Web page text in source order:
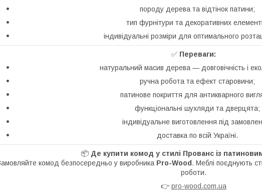
породу дерева та відтінок патини;
тип фурнітури та декоративних
індивідуальні розміри для оптимального
✅ Переваги:
натуральний масив дерева — довговічність і
ручна робота та ефект старовини;
патинове покриття для антикварного
функціональні шухляди та дверцята;
індивідуальне виготовлення під
доставка по всій Україні.
📦 Де купити комод у стилі Прованс із
комод безпосередньо у виробника Pro-Wood . Меблі поєднують
роботи.
👉 pro-wood.com.ua